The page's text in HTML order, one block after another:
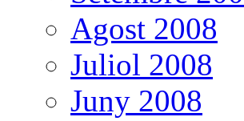
Agost 2008
Juliol 2008
Juny 2008